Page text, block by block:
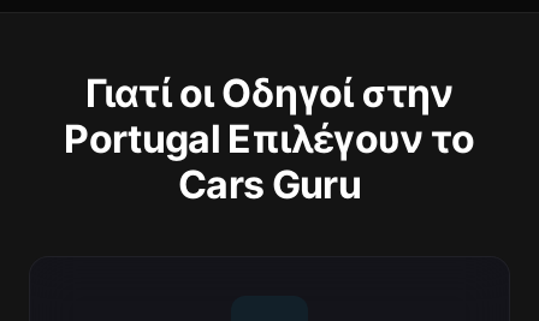
Γιατί οι Οδηγοί στην
Portugal Επιλέγουν το
Cars Guru